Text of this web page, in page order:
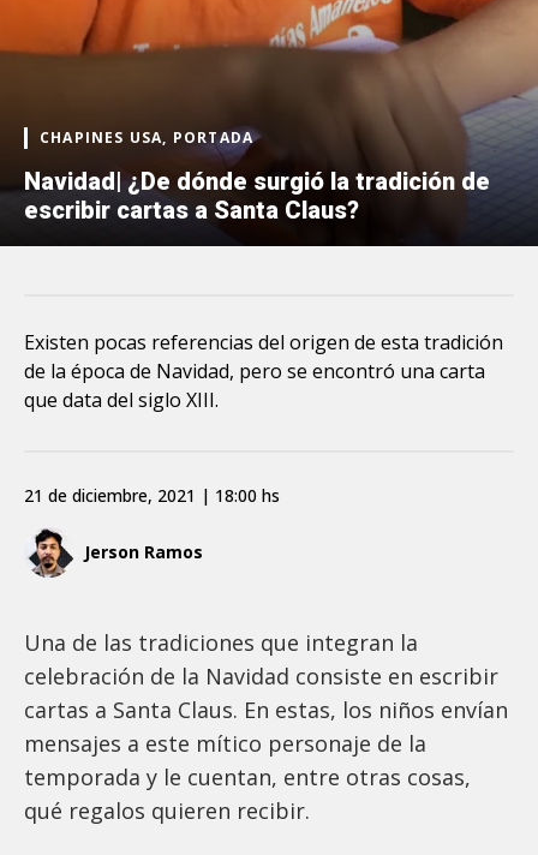
CHAPINES USA, PORTADA
Navidad| ¿De dónde surgió la tradición de
escribir cartas a Santa Claus?
Existen pocas referencias del origen de esta tradición
de la época de Navidad, pero se encontró una carta
que data del siglo XIII.
Jerson Ramos
21 de diciembre, 2021 | 18:00 hs
Una de las tradiciones que integran la
celebración de la Navidad consiste en escribir
cartas a Santa Claus. En estas, los niños envían
mensajes a este mítico personaje de la
temporada y le cuentan, entre otras cosas,
qué regalos quieren recibir.